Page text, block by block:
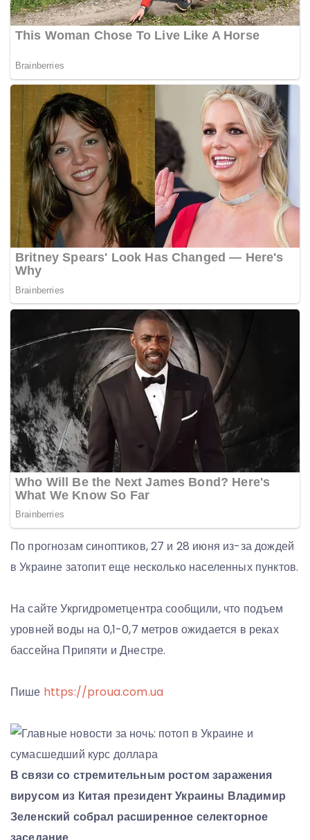
По прогнозам синоптиков, 27 и 28 июня из-за дождей
в Украине затопит еще несколько населенных пунктов.
На сайте Укргидрометцентра сообщили, что подъем
уровней воды на 0,1-0,7 метров ожидается в реках
бассейна Припяти и Днестре.
Пише https://proua.com.ua
В связи со стремительным ростом заражения
вирусом из Китая президент Украины Владимир
Зеленский собрал расширенное селекторное